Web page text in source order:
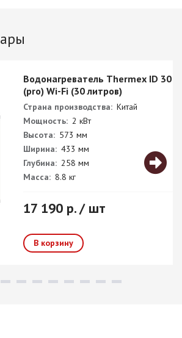
Водонагреватель Thermex ID 30 V
(pro) Wi-Fi (30 литров)
Страна производства: Китай
Мощность: 2 кВт
Высота: 573 мм
Ширина: 433 мм
Глубина: 258 мм
Масса: 8.8 кг
17 190 р. / шт